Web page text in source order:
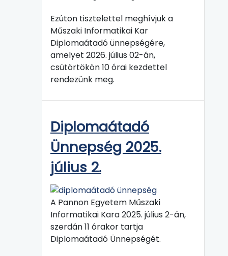
Ezúton tisztelettel meghívjuk a
Műszaki Informatikai Kar
Diplomaátadó ünnepségére,
amelyet 2026. július 02-án,
csütörtökön 10 órai kezdettel
rendezünk meg.
Diplomaátadó
Ünnepség 2025.
július 2.
A Pannon Egyetem Műszaki
Informatikai Kara 2025. július 2-án,
szerdán 11 órakor tartja
Diplomaátadó Ünnepségét.